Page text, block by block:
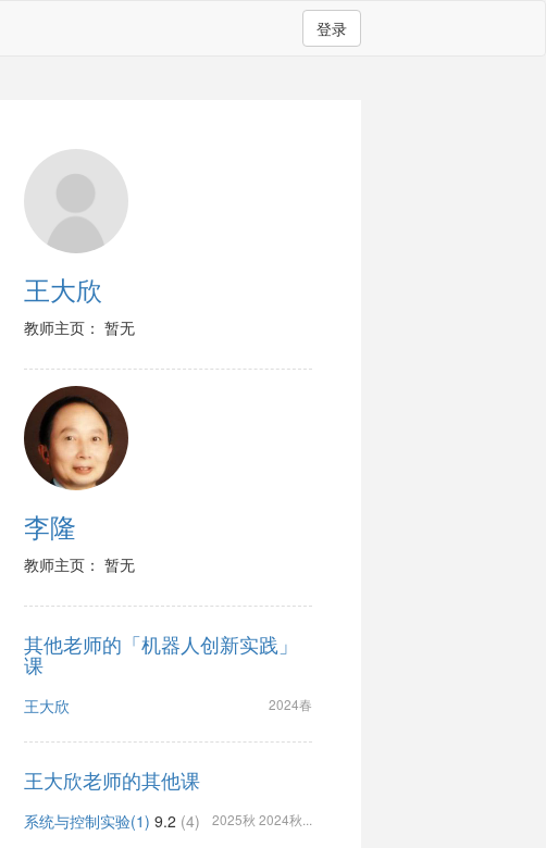
登录
王大欣
教师主页： 暂无
李隆
教师主页： 暂无
其他老师的「机器人创新实践」
课
王大欣 2024春
王大欣老师的其他课
系统与控制实验(1) 9.2 (4) 2025秋 2024秋...